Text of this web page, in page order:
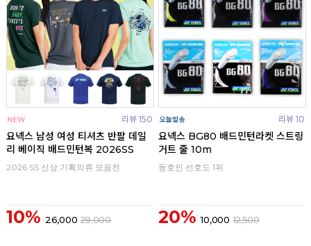
리뷰 150
요넥스 남성 여성 티셔츠 반팔 데일
리 베이직 배드민턴복 2026SS
2026 SS 신상 기획의류 모음전
10% 26,000 29,000
리뷰 10
요넥스 BG80 배드민턴라켓 스트링
거트 줄 10m
동호인 선호도 1위
20% 10,000 12,500